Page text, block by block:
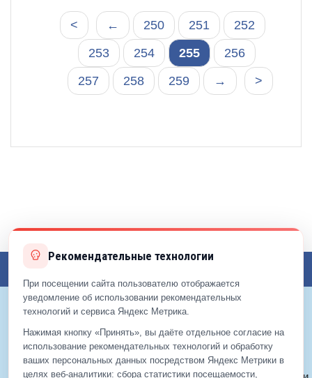
←
< 250 251
252
253
254 255
256
257
258 259 >
→
© 2017—2026
Балашихи
О проекте
Рекомендательные технологии
При посещении сайта пользователю отображается
уведомление об использовании рекомендательных
технологий и сервиса Яндекс Метрика.
Нажимая кнопку «Принять», вы даёте отдельное согласие на
использование рекомендательных технологий и обработку
ваших персональных данных посредством Яндекс Метрики в
целях веб‑аналитики: сбора статистики посещаемости,